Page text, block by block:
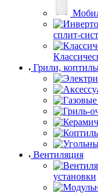
сплит-
Грили,
Вентиляция
установки